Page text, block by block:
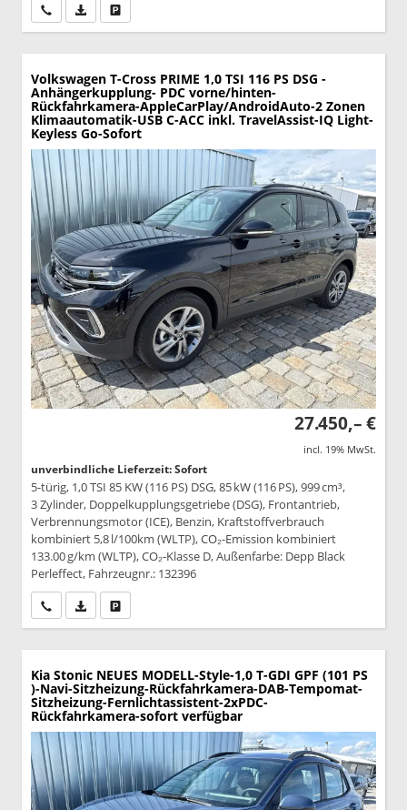
Wir rufen Sie anPDF-Datei, Fahrzeugexposé drucken
Volkswagen T-Cross PRIME 1,0 TSI 116 PS DSG -
Anhängerkupplung- PDC vorne/hinten-
Rückfahrkamera-AppleCarPlay/AndroidAuto-2 Zonen
Klimaautomatik-USB C-ACC inkl. TravelAssist-IQ Light-
Keyless Go-Sofort
27.450,– €
incl. 19% MwSt.
unverbindliche Lieferzeit: Sofort
5-türig, 1,0 TSI 85 KW (116 PS) DSG, 85 kW (116 PS), 999 cm³,
3 Zylinder, Doppelkupplungsgetriebe (DSG), Frontantrieb,
Verbrennungsmotor (ICE), Benzin, Kraftstoffverbrauch
kombiniert 5,8 l/100km (WLTP), CO₂-Emission kombiniert
133.00 g/km (WLTP), CO₂-Klasse D, Außenfarbe: Depp Black
Perleffect, Fahrzeugnr.: 132396
Wir rufen Sie anPDF-Datei, Fahrzeugexposé drucken
Kia Stonic NEUES MODELL-Style-1,0 T-GDI GPF (101 PS
)-Navi-Sitzheizung-Rückfahrkamera-DAB-Tempomat-
Sitzheizung-Fernlichtassistent-2xPDC-
Rückfahrkamera-sofort verfügbar